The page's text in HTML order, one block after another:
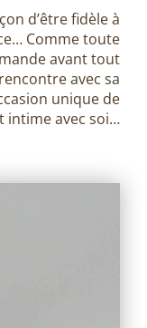
d’être fidèle à
Comme toute
avant tout
avec sa
unique de
intime avec soi…